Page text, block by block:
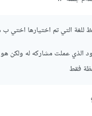
للغة التي تم اختيارها اختي ب
الذي عملت مشاركه له ولكن
فقط